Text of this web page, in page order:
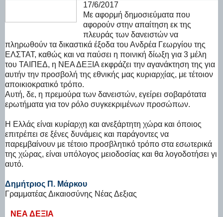
17/6/2017
Με αφορμή δημοσιεύματα που
αφορούν στην απαίτηση εκ της
πλευράς των δανειστών να
πληρωθούν τα δικαστικά έξοδα του Ανδρέα Γεωργίου της
ΕΛΣΤΑΤ, καθώς και να παύσει η ποινική δίωξη για 3 μέλη
του ΤΑΙΠΕΔ, η ΝΕΑ ΔΕΞΙΑ εκφράζει την αγανάκτηση της για
αυτήν την προσβολή της εθνικής μας κυριαρχίας, με τέτοιον
αποικιοκρατικό τρόπο.
Αυτή, δε, η πρεμούρα των δανειστών, εγείρει σοβαρότατα
ερωτήματα για τον ρόλο συγκεκριμένων προσώπων.
Η Ελλάς είναι κυρίαρχη και ανεξάρτητη χώρα και όποιος
επιτρέπει σε ξένες δυνάμεις και παράγοντες να
παρεμβαίνουν με τέτοιο προσβλητικό τρόπο στα εσωτερικά
της χώρας, είναι υπόλογος μειοδοσίας και θα λογοδοτήσει γι
αυτό.
Δημήτριος Π. Μάρκου
Γραμματέας Δικαιοσύνης Νέας Δεξιας
ΝΕΑ ΔΕΞΙΑ